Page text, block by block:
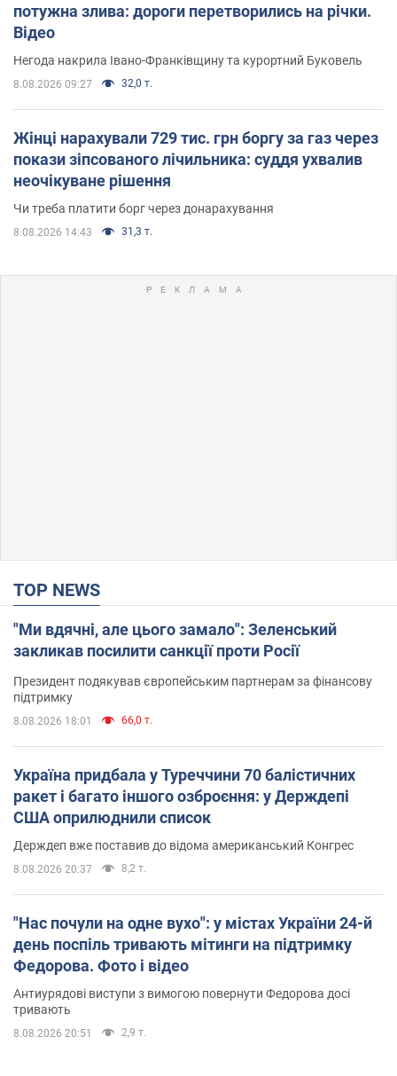
потужна злива: дороги перетворились на річки.
Відео
Негода накрила Івано-Франківщину та курортний Буковель
8.08.2026 09:27 32,0 т.
Жінці нарахували 729 тис. грн боргу за газ через
покази зіпсованого лічильника: суддя ухвалив
неочікуване рішення
Чи треба платити борг через донарахування
8.08.2026 14:43 31,3 т.
TOP NEWS
"Ми вдячні, але цього замало": Зеленський
закликав посилити санкції проти Росії
Президент подякував європейським партнерам за фінансову
підтримку
8.08.2026 18:01 66,0 т.
Україна придбала у Туреччини 70 балістичних
ракет і багато іншого озброєння: у Держдепі
США оприлюднили список
Держдеп вже поставив до відома американський Конгрес
8.08.2026 20:37 8,2 т.
"Нас почули на одне вухо": у містах України 24-й
день поспіль тривають мітинги на підтримку
Федорова. Фото і відео
Антиурядові виступи з вимогою повернути Федорова досі
тривають
8.08.2026 20:51 2,9 т.